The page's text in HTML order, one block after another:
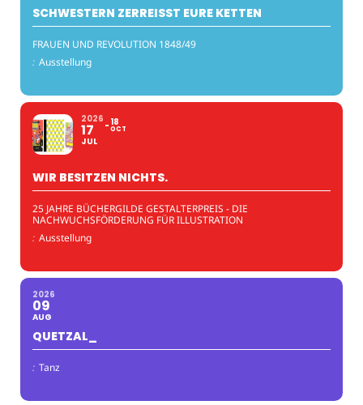
SCHWESTERN ZERREISST EURE KETTEN
FRAUEN UND REVOLUTION 1848/49
: Ausstellung
2026
17
JUL
18
OCT
WIR BESITZEN NICHTS.
25 JAHRE BÜCHERGILDE GESTALTERPREIS - DIE
NACHWUCHSFÖRDERUNG FÜR ILLUSTRATION
: Ausstellung
2026
09
AUG
QUETZAL_
: Tanz